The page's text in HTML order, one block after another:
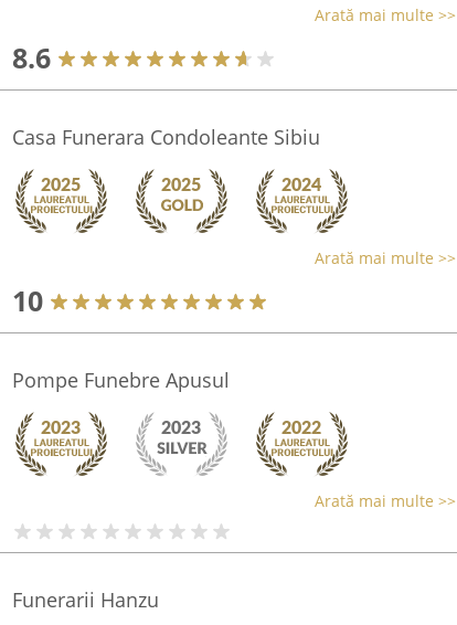
Arată mai multe >>
8.6
Casa Funerara Condoleante Sibiu
Arată mai multe >>
10
Pompe Funebre Apusul
Arată mai multe >>
Funerarii Hanzu